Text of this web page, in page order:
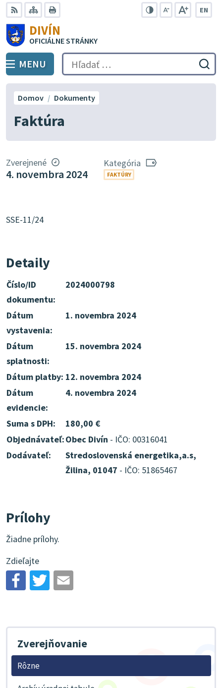
Preskočiť
na
obsah
RSS Mapa
EN
DIVÍN
OFICIÁLNE STRÁNKY
PREPNÚŤ
MENU Hľadať:
Faktúra
Domov Dokumenty
Zverejnené
4. novembra 2024
Kategória
FAKTÚRY
SSE-11/24
Detaily
Číslo/ID
dokumentu:
2024000798
Dátum
vystavenia:
1. novembra 2024
Dátum
splatnosti:
15. novembra 2024
Dátum platby: 12. novembra 2024
Dátum
evidencie:
4. novembra 2024
Suma s DPH:
180,00 €
Objednávateľ:Obec Divín - IČO: 00316041
Dodávateľ:
Stredoslovenská energetika,a.s,
Žilina, 01047 - IČO: 51865467
Prílohy
Žiadne prílohy.
Zdieľajte
Zverejňovanie
Rôzne